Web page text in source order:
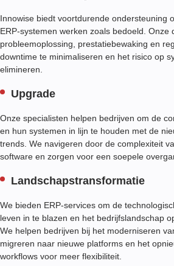
Innowise biedt voortdurende ondersteuning
ERP-systemen werken zoals bedoeld. Onze
probleemoplossing, prestatiebewaking en
downtime te minimaliseren en het risico op
elimineren.
Upgrade
Onze specialisten helpen bedrijven om de
en hun systemen in lijn te houden met de
trends. We navigeren door de complexiteit
software en zorgen voor een soepele
Landschapstransformatie
We bieden ERP-services om de
leven in te blazen en het bedrijfslandschap
We helpen bedrijven bij het moderniseren
migreren naar nieuwe platforms en het
workflows voor meer flexibiliteit.